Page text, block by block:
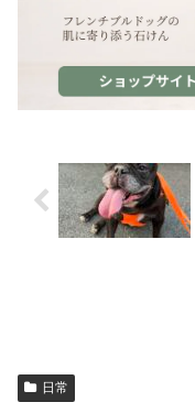
日常